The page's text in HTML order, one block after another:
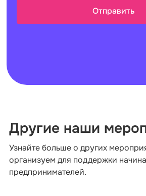
Другие наши
Узнайте больше о других
организуем для поддержки
предпринимателей.